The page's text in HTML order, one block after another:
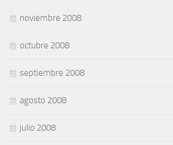
noviembre 2008
octubre 2008
septiembre 2008
agosto 2008
julio 2008